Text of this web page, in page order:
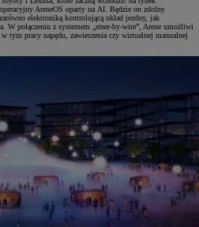
AreneOS oparty na AI. Będzie on zdolny
elektroniką kontrolującą układ jezdny, jak
połączeniu z systemem „steer-by-wire”, Arene umożliwi
tym pracy napędu, zawieszenia czy wirtualnej manualnej